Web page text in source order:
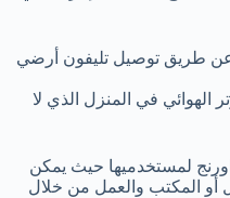
عن طريق توصيل تليفون أرضي
الهوائي في المنزل الذي لا
لمستخدميها حيث يمكن
أو المكتب والعمل من خلال